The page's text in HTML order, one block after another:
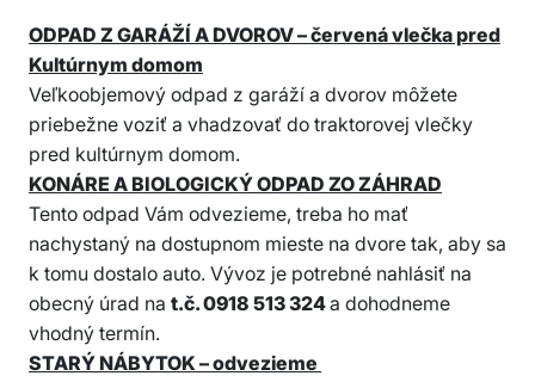
ODPAD Z GARÁŽÍ A DVOROV – červená vlečka pred
Kultúrnym domom
Veľkoobjemový odpad z garáží a dvorov môžete
priebežne voziť a vhadzovať do traktorovej vlečky
pred kultúrnym domom.
KONÁRE A BIOLOGICKÝ ODPAD ZO ZÁHRAD
Tento odpad Vám odvezieme, treba ho mať
nachystaný na dostupnom mieste na dvore tak, aby sa
k tomu dostalo auto. Vývoz je potrebné nahlásiť na
obecný úrad na t.č. 0918 513 324a dohodneme
vhodný termín.
STARÝ NÁBYTOK – odvezieme